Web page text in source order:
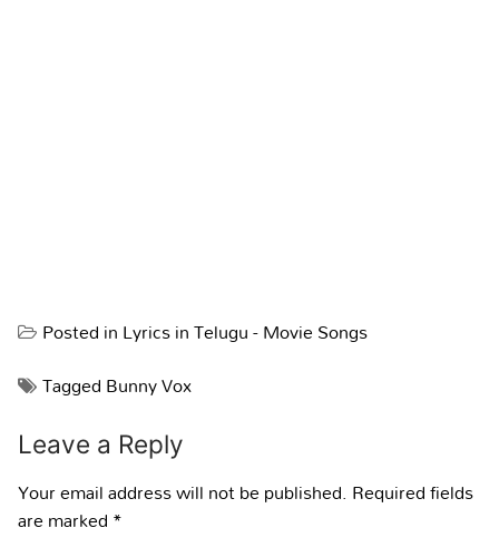
Posted inLyrics in Telugu - Movie Songs
TaggedBunny Vox
Leave a Reply
Your email address will not be published. Required fields
are marked*